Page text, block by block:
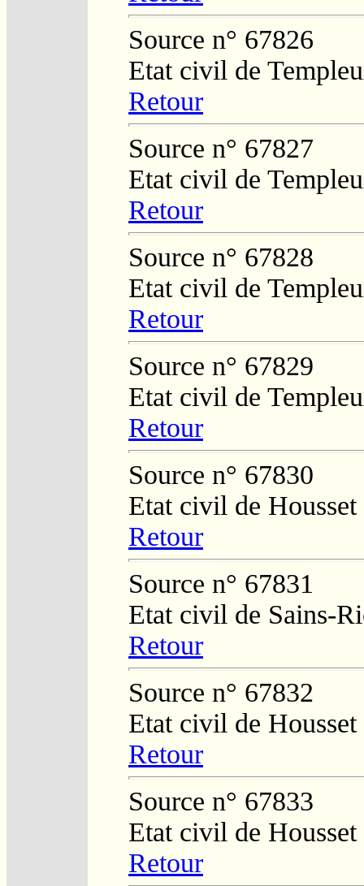
Source n° 67826
Etat civil de
Retour
Source n° 67827
Etat civil de
Retour
Source n° 67828
Etat civil de
Retour
Source n° 67829
Etat civil de
Retour
Source n° 67830
Etat civil de Housset
Retour
Source n° 67831
Etat civil de Sains-
Retour
Source n° 67832
Etat civil de Housset
Retour
Source n° 67833
Etat civil de Housset
Retour